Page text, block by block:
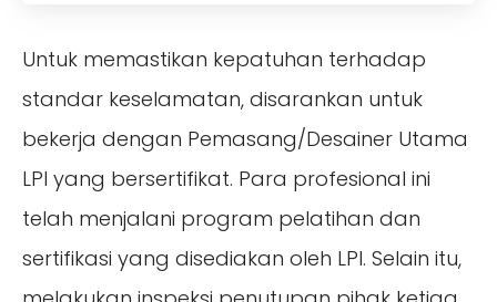
Untuk memastikan kepatuhan terhadap
standar keselamatan, disarankan untuk
bekerja dengan Pemasang/Desainer Utama
LPI yang bersertifikat. Para profesional ini
telah menjalani program pelatihan dan
sertifikasi yang disediakan oleh LPI. Selain itu,